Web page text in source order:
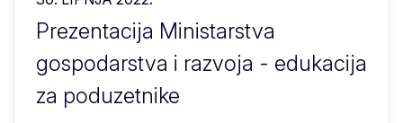
Prezentacija Ministarstva
gospodarstva i razvoja - edukacija
za poduzetnike